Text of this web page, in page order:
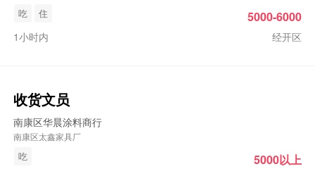
吃 住
1小时内 经开区
5000-6000
收货文员
南康区华晨涂料商行
南康区太鑫家具厂
吃 5000以上